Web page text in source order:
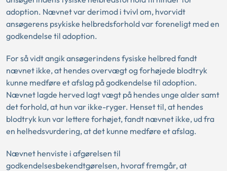
adoption. Nævnet var derimod i tvivl om, hvorvidt
ansøgerens psykiske helbredsforhold var foreneligt med en
godkendelse til adoption.
For så vidt angik ansøgerindens fysiske helbred fandt
nævnet ikke, at hendes overvægt og forhøjede blodtryk
kunne medføre et afslag på godkendelse til adoption.
Nævnet lagde herved lagt vægt på hendes unge alder samt
det forhold, at hun var ikke-ryger. Henset til, at hendes
blodtryk kun var lettere forhøjet, fandt nævnet ikke, ud fra
en helhedsvurdering, at det kunne medføre et afslag.
Nævnet henviste i afgørelsen til
godkendelsesbekendtgørelsen, hvoraf fremgår, at